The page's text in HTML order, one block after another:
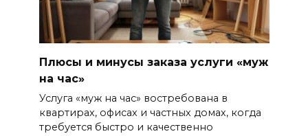
Плюсы и минусы заказа услуги «муж
на час»
Услуга «муж на час» востребована в
квартирах, офисах и частных домах, когда
требуется быстро и качественно